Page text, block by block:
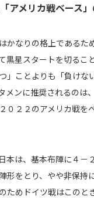
アメリカ戦ベース
かなりの格上であるた
黒星スタートを切るこ
」ことよりも「負けな
メンに推奨されるのは
０２２のアメリカ戦を
本は、基本布陣に４－
形をとり、やや非保持
ためドイツ戦はこのと